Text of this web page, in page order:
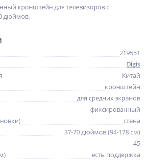
кронштейн для телевизоров с
дюймов.
219551
Digis
Китай
кронштейн
для средних экранов
фиксированный
стена
37-70 дюймов (94-178 см)
45
есть поддержка